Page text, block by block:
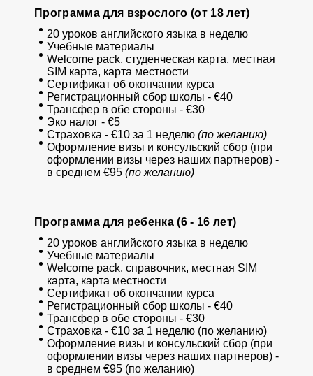
Программа для взрослого (от 18 лет)
20 уроков английского языка в неделю
Учебные материалы
Welcome pack, студенческая карта, местная
SIM карта, карта местности
Сертификат об окончании курса
Регистрационный сбор школы - €40
Трансфер в обе стороны - €30
Эко налог - €5
Страховка - €10 за 1 неделю (по желанию)
Оформление визы и консульский сбор (при
оформлении визы через наших партнеров) -
в среднем €95 (по желанию)
Программа для ребенка (6 - 16 лет)
20 уроков английского языка в неделю
Учебные материалы
Welcome pack, справочник, местная SIM
карта, карта местности
Сертификат об окончании курса
Регистрационный сбор школы - €40
Трансфер в обе стороны - €30
Страховка - €10 за 1 неделю (по желанию)
Оформление визы и консульский сбор (при
оформлении визы через наших партнеров) -
в среднем €95 (по желанию)